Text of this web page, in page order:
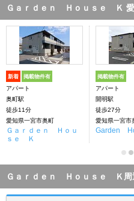
Ｇａｒｄｅｎ Ｈｏｕｓｅ Ｋ 愛
新着 掲載物件有
アパート
奥町駅
徒歩11分
愛知県一宮市奥町
Ｇａｒｄｅｎ Ｈｏｕ
ｓｅ Ｋ
掲載物件有
アパート
開明駅
徒歩27分
Garden
Ｇａｒｄｅｎ Ｈｏｕｓｅ Ｋ周